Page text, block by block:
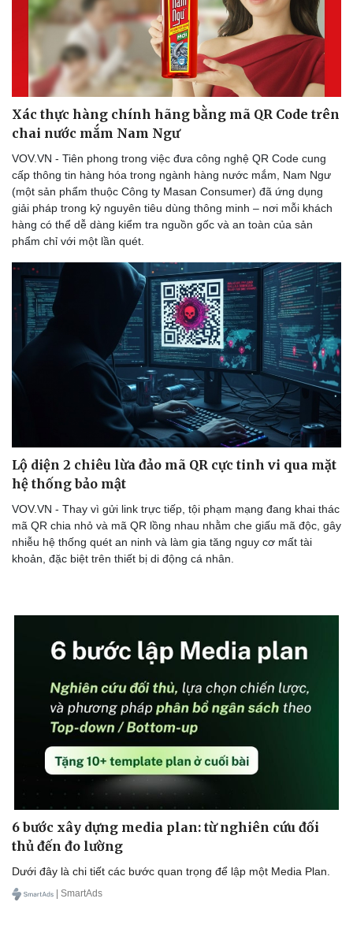
Xác thực hàng chính hãng bằng mã QR Code trên
chai nước mắm Nam Ngư
VOV.VN - Tiên phong trong việc đưa công nghệ QR Code cung
cấp thông tin hàng hóa trong ngành hàng nước mắm, Nam Ngư
(một sản phẩm thuộc Công ty Masan Consumer) đã ứng dụng
giải pháp trong kỷ nguyên tiêu dùng thông minh – nơi mỗi khách
hàng có thể dễ dàng kiểm tra nguồn gốc và an toàn của sản
phẩm chỉ với một lần quét.
Lộ diện 2 chiêu lừa đảo mã QR cực tinh vi qua mặt
hệ thống bảo mật
VOV.VN - Thay vì gửi link trực tiếp, tội phạm mạng đang khai thác
mã QR chia nhỏ và mã QR lồng nhau nhằm che giấu mã độc, gây
nhiễu hệ thống quét an ninh và làm gia tăng nguy cơ mất tài
khoản, đặc biệt trên thiết bị di động cá nhân.
6 bước xây dựng media plan: từ nghiên cứu đối
thủ đến đo lường
Dưới đây là chi tiết các bước quan trọng để lập một Media Plan.
| SmartAds